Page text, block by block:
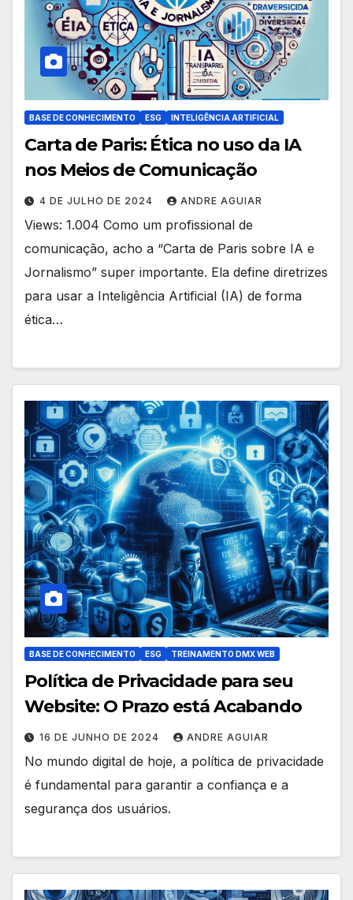
BASE DE CONHECIMENTO ESG INTELIGÊNCIA ARTIFICIAL
Carta de Paris: Ética no uso da IA
nos Meios de Comunicação
4 DE JULHO DE 2024 ANDRE AGUIAR
Views: 1.004 Como um profissional de
comunicação, acho a “Carta de Paris sobre IA e
Jornalismo” super importante. Ela define diretrizes
para usar a Inteligência Artificial (IA) de forma
ética…
BASE DE CONHECIMENTO ESG TREINAMENTO DMX WEB
Política de Privacidade para seu
Website: O Prazo está Acabando
16 DE JUNHO DE 2024 ANDRE AGUIAR
No mundo digital de hoje, a política de privacidade
é fundamental para garantir a confiança e a
segurança dos usuários.